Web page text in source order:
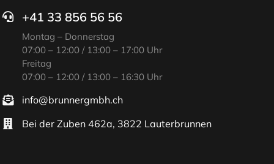
+41 33 856 56 56
Montag – Donnerstag
07:00 – 12:00 / 13:00 – 17:00 Uhr
Freitag
07:00 – 12:00 / 13:00 – 16:30 Uhr
info@brunnergmbh.ch
Bei der Zuben 462a, 3822 Lauterbrunnen